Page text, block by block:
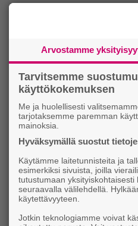
Arvostamme
Tarvitsemme
käyttökokemuksen
Me ja huolellisesti
tarjotaksemme paremman
mainoksia.
Hyväksymällä suostut
Käytämme laitetunnisteita ja
esimerkiksi sivuista, joilla
tutustumaan
seuraavalla välilehdellä.
käytettävyyteen.
Jotkin teknologiamme voivat